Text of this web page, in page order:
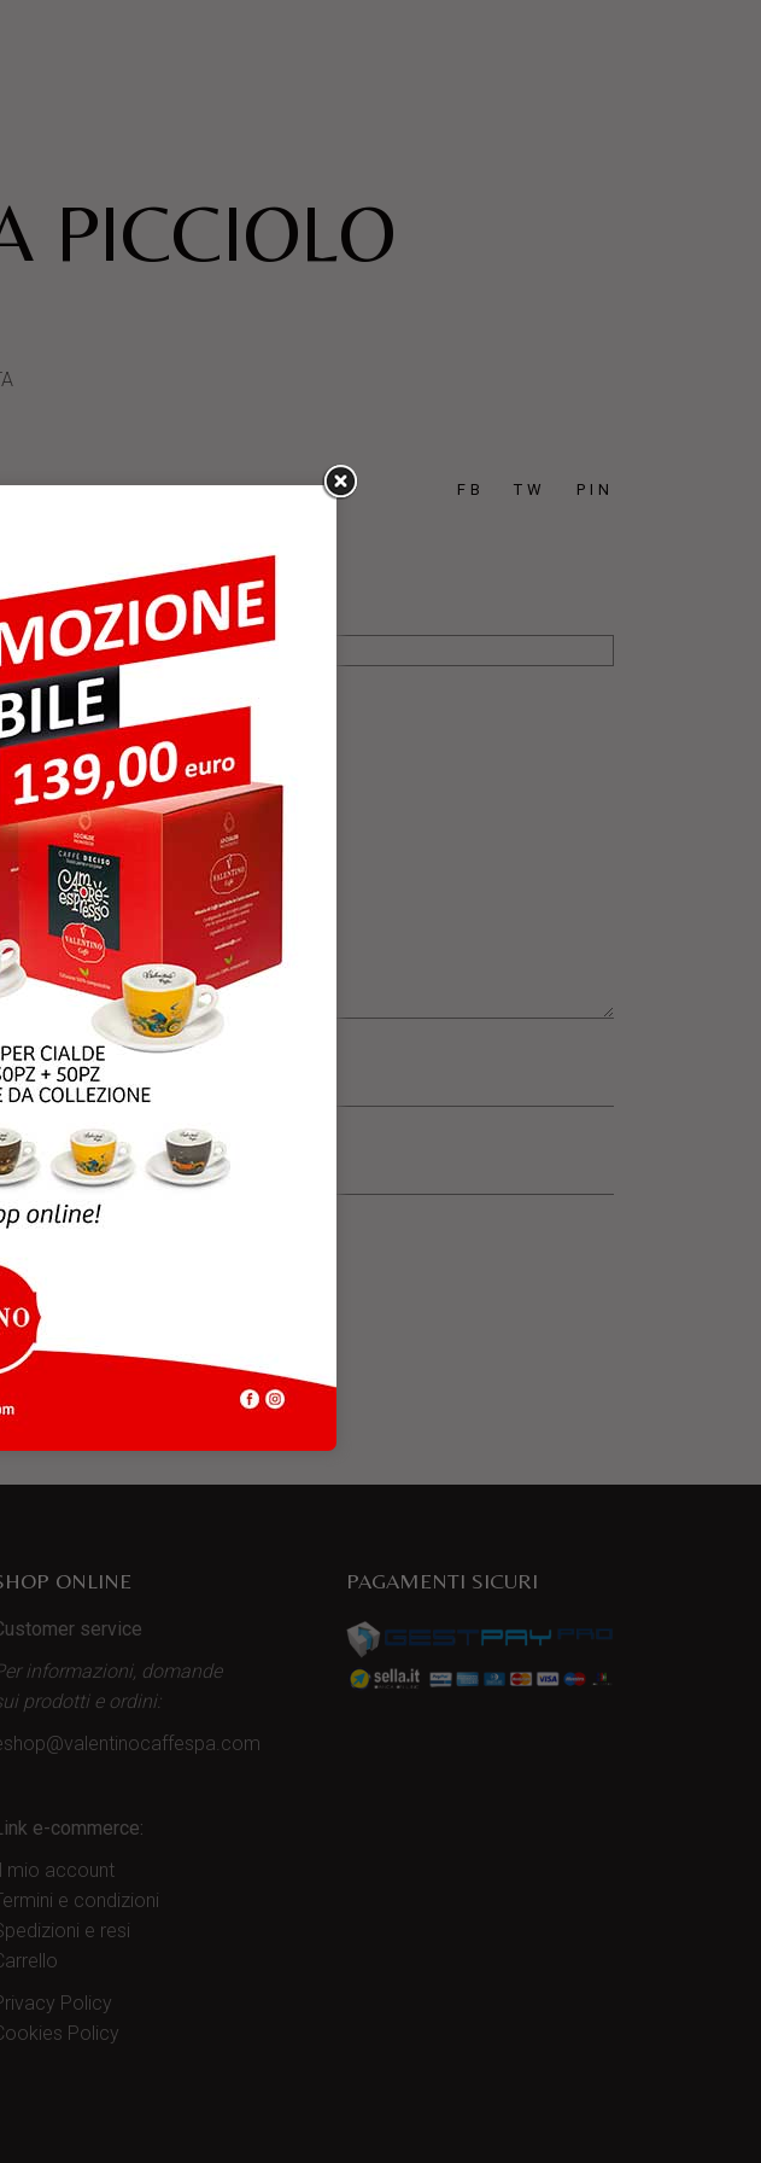
PICCIOLO
FB TW PIN
ONLINE
service
informazioni, domande
prodotti e ordini:
e-commerce:
mio account
e condizioni
e resi
Policy
Policy
PAGAMENTI SICURI